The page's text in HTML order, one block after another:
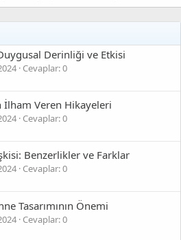
Derinliği ve Etkisi
Cevaplar: 0
İlham Veren Hikayeleri
Cevaplar: 0
Benzerlikler ve Farklar
Cevaplar: 0
Tasarımının Önemi
Cevaplar: 0